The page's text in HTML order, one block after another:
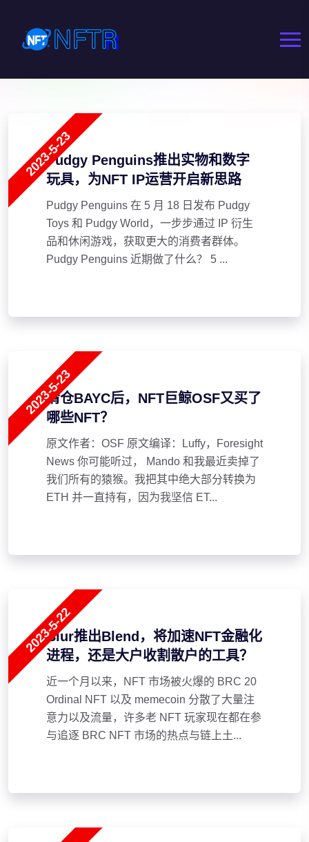
2023-5-23
Pudgy Penguins推出实物和数字
玩具，为NFT IP运营开启新思路
Pudgy Penguins 在 5 月 18 日发布 Pudgy
Toys 和 Pudgy World，一步步通过 IP 衍生
品和休闲游戏，获取更大的消费者群体。
Pudgy Penguins 近期做了什么？ 5 ...
2023-5-23
清仓BAYC后，NFT巨鲸OSF又买了
哪些NFT？
原文作者：OSF 原文编译：Luffy，Foresight
News 你可能听过， Mando 和我最近卖掉了
我们所有的猿猴。我把其中绝大部分转换为
ETH 并一直持有，因为我坚信 ET...
2023-5-22
Blur推出Blend，将加速NFT金融化
进程，还是大户收割散户的工具？
近一个月以来，NFT 市场被火爆的 BRC 20
Ordinal NFT 以及 memecoin 分散了大量注
意力以及流量，许多老 NFT 玩家现在都在参
与追逐 BRC NFT 市场的热点与链上土...